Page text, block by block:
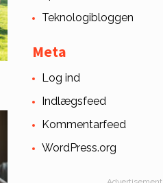
Teknologibloggen
Meta
Log ind
Indlægsfeed
Kommentarfeed
WordPress.org